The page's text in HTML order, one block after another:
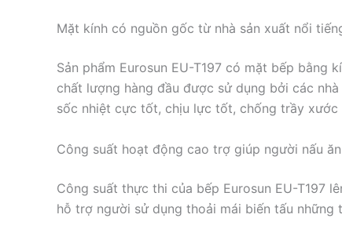
Mặt kính có nguồn gốc từ nhà sản xuất nổi
Sản phẩm Eurosun EU-T197 có mặt bếp bằng
chất lượng hàng đầu được sử dụng bởi các
sốc nhiệt cực tốt, chịu lực tốt, chống trầy xước
Công suất hoạt động cao trợ giúp người nấu ăn
Công suất thực thi của bếp Eurosun EU-T197
hỗ trợ người sử dụng thoải mái biến tấu những